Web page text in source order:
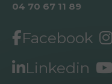
04 70 67 11 89
Facebook
Linkedin